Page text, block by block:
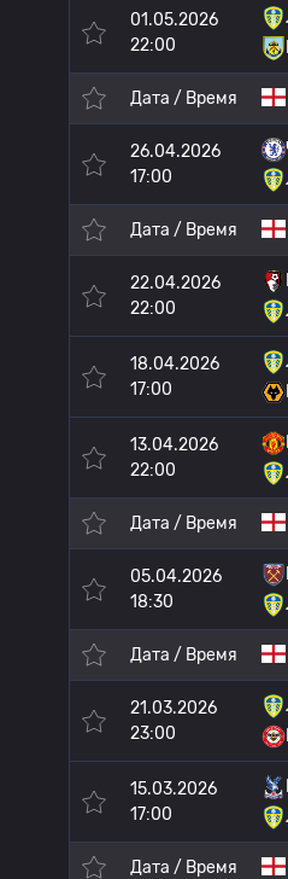
01.05.2026
22:00
Дата / Время
26.04.2026
17:00
Дата / Время
22.04.2026
22:00
18.04.2026
17:00
13.04.2026
22:00
Дата / Время
05.04.2026
18:30
Дата / Время
21.03.2026
23:00
15.03.2026
17:00
Дата / Время